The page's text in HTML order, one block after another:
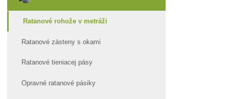
Ratanové rohože v metráži
Ratanové zásteny s okami
Ratanové tieniacej pásy
Opravné ratanové pásiky